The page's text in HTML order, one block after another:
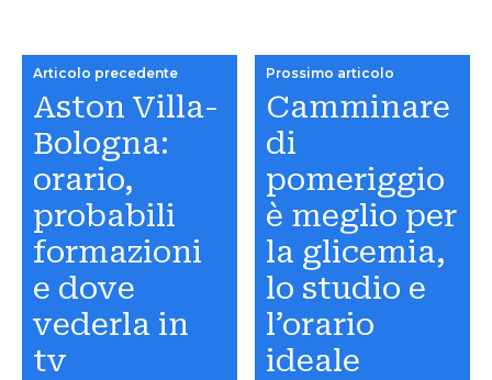
Articolo precedente
Aston Villa-
Bologna:
orario,
probabili
formazioni
e dove
vederla in
tv
Prossimo articolo
Camminare
di
pomeriggio
è meglio per
la glicemia,
lo studio e
l’orario
ideale